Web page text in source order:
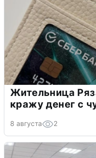
Жительница
кражу денег с
8 августа 2